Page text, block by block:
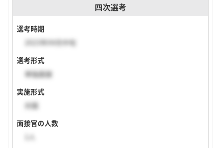
四次選考
選考時期
2023年04月中旬
選考形式
単独面接
実施形式
対面
面接官の人数